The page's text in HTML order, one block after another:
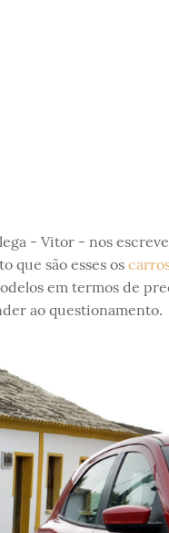
- Vitor - nos
que são esses os
em termos de
ao questionamento.